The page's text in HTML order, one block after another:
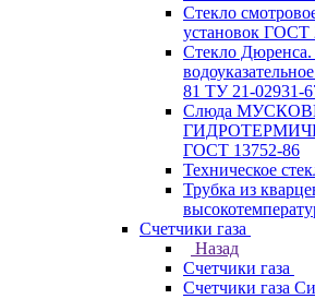
Стекло
установок ГОСТ
Стекло Дюренса.
81 ТУ 21-02931-
Слюда
ГОСТ 13752-86
Техническое
Трубка из
Счетчики газа
Назад
Счетчики газа
Счетчики газа